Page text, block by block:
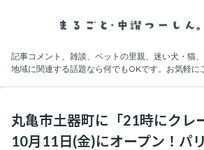
記事コメント、雑談、ペットの里親、迷い犬・猫
地域に関連する話題なら何でもOKです。お気軽に
丸亀市土器町に「21時にクレ
10月11日(金)にオープン！パ